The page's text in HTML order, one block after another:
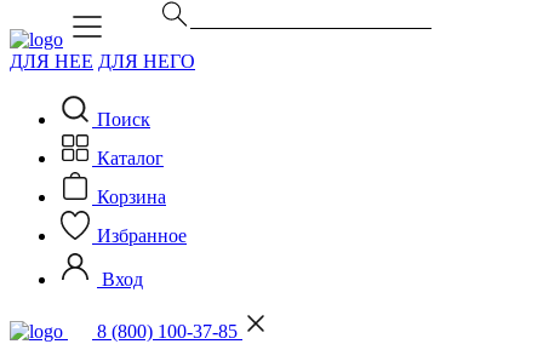
ДЛЯ НЕЕ ДЛЯ НЕГО
Поиск
Каталог
Корзина
Избранное
Вход
8 (800) 100-37-85